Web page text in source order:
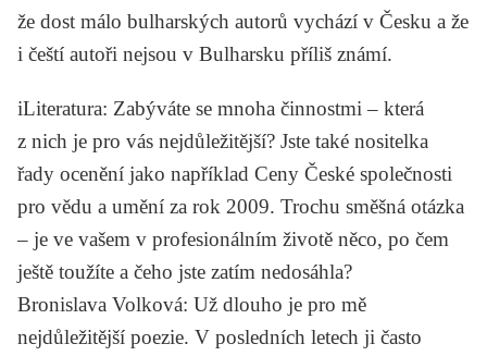
že dost málo bulharských autorů vychází v Česku a že
i čeští autoři nejsou v Bulharsku příliš známí.
iLiteratura: Zabýváte se mnoha činnostmi – která
z nich je pro vás nejdůležitější? Jste také nositelka
řady ocenění jako například Ceny České společnosti
pro vědu a umění za rok 2009. Trochu směšná otázka
– je ve vašem v profesionálním životě něco, po čem
ještě toužíte a čeho jste zatím nedosáhla?
Bronislava Volková: Už dlouho je pro mě
nejdůležitější poezie. V posledních letech ji často